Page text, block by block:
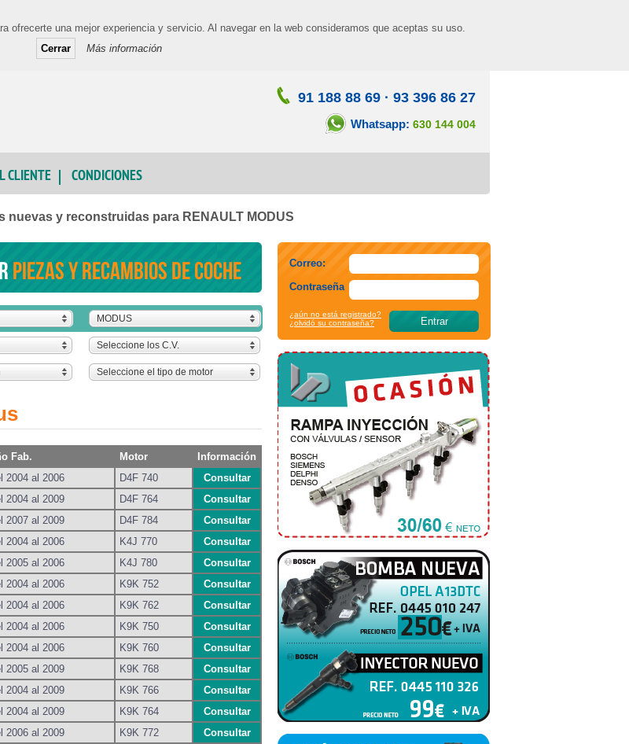
ofrecerte una mejor experiencia y servicio. Al navegar en la web consideramos que aceptas su uso.
Cerrar
Más información
91 188 88 69 · 93 396 86 27
Whatsapp: 630 144 004
CLIENTE CONDICIONES
nuevas y reconstruidas para RENAULT MODUS
piezas y recambios de coche
MODUS
Seleccione los C.V.
Seleccione el tipo de motor
Fab. Motor
Información
2004 al 2006 D4F 740
Consultar
2004 al 2009 D4F 764
Consultar
2007 al 2009 D4F 784
Consultar
2004 al 2006 K4J 770
Consultar
2005 al 2006 K4J 780
Consultar
2004 al 2006 K9K 752
Consultar
2004 al 2006 K9K 762
Consultar
2004 al 2006 K9K 750
Consultar
2004 al 2006 K9K 760
Consultar
2005 al 2009 K9K 768
Consultar
2004 al 2009 K9K 766
Consultar
2004 al 2009 K9K 764
Consultar
2006 al 2009 K9K 772
Consultar
Correo:
Contraseña
¿aún no está registrado?
¿olvidó su contraseña?